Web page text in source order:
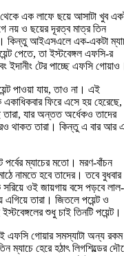
এক লাফে ছয়ে আসাটা খুব
নয় ও ছয়ের দূরত্ব মাত্র তিন
কিন্তু আইএসএলে এক-একটা
পেতে, তা ইস্টবেঙ্গল এফসি-র
ইদানীং টের পাচ্ছে এফসি
পাওয়া যায়, তাও না। এই
ফিরে এসে হয় হেরেছে,
তারা, যার অন্তত অর্ধেকও তাদের
থাকত তারা। কিন্তু এ বার আর
ম্যাচের মতো। মরণ-বাঁচন
নামতে হবে তাদের। তবে বুধবার
সরিয়ে ওই জায়গায় বসে পড়বে লাল-
এগিয়ে তারা। জিতলে পয়েন্ট ও
শুধু চাই তিনটি পয়েন্ট।
এফসি গোয়ার সমস্যাটা অন্য
ম্যাচে হেরে হঠাৎ লিগশিল্ডের